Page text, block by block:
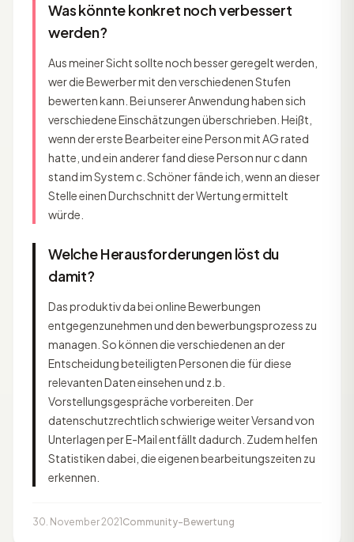
Was könnte konkret noch verbessert
werden?
Aus meiner Sicht sollte noch besser geregelt werden,
wer die Bewerber mit den verschiedenen Stufen
bewerten kann. Bei unserer Anwendung haben sich
verschiedene Einschätzungen überschrieben. Heißt,
wenn der erste Bearbeiter eine Person mit AG rated
hatte, und ein anderer fand diese Person nur c dann
stand im System c. Schöner fände ich, wenn an dieser
Stelle einen Durchschnitt der Wertung ermittelt
würde.
Welche Herausforderungen löst du
damit?
Das produktiv da bei online Bewerbungen
entgegenzunehmen und den bewerbungsprozess zu
managen. So können die verschiedenen an der
Entscheidung beteiligten Personen die für diese
relevanten Daten einsehen und z.b.
Vorstellungsgespräche vorbereiten. Der
datenschutzrechtlich schwierige weiter Versand von
Unterlagen per E-Mail entfällt dadurch. Zudem helfen
Statistiken dabei, die eigenen bearbeitungszeiten zu
erkennen.
30. November 2021 Community-Bewertung